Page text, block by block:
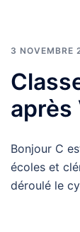
3 NOVEMBRE
après
Bonjour C
écoles et
déroulé le